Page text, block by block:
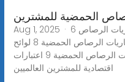
الحمضية للمشترين
Aug 1, 2025 · 6 تطورات تكنولوجية في تصميم بطاريات الرصاص
الحمضية 7 تحديات تواجه صناعة بطاريات الرصاص الحمضية 8 لوائح
تنظيمية تؤثر على تجارة بطاريات الرصاص الحمضية 9 اعتبارات
اقتصادية للمشترين العالميين